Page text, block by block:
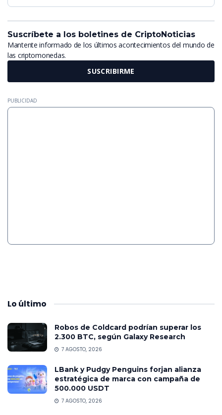
Suscríbete a los boletines de CriptoNoticias
Mantente informado de los últimos acontecimientos del mundo de
las criptomonedas.
SUSCRIBIRME
PUBLICIDAD
Lo último
Robos de Coldcard podrían superar los
2.300 BTC, según Galaxy Research
7 AGOSTO, 2026
LBank y Pudgy Penguins forjan alianza
estratégica de marca con campaña de
500.000 USDT
7 AGOSTO, 2026